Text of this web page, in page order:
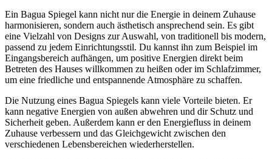
Ein Bagua Spiegel kann ‍nicht nur die Energie in ​deinem⁣ Zuhause
harmonisieren, sondern auch ästhetisch ansprechend​ sein.‌ Es gibt
eine Vielzahl von ‌Designs⁣ zur‌ Auswahl, von⁢ traditionell bis​ modern,⁣
passend ‍zu jedem Einrichtungsstil. Du ​kannst ihn zum⁣ Beispiel im⁤
Eingangsbereich ⁢aufhängen, um positive Energien direkt beim
Betreten des Hauses willkommen zu⁣ heißen oder⁤ im Schlafzimmer,
um ​eine friedliche und entspannende Atmosphäre zu schaffen.
Die Nutzung​ eines Bagua Spiegels kann ⁤viele ⁢Vorteile⁢ bieten. Er
kann negative Energien von​ außen abwehren und dir Schutz‌ und
Sicherheit geben. Außerdem kann er den Energiefluss in deinem
Zuhause verbessern und ​das Gleichgewicht zwischen⁤ den
verschiedenen Lebensbereichen wiederherstellen.